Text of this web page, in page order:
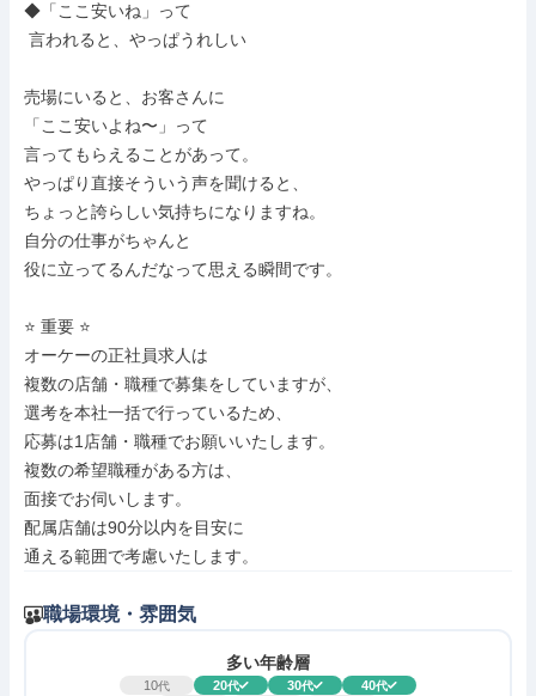
◆「ここ安いね」って
売場にいると、お客さんに
「ここ安いよね〜」って
言ってもらえることがあって。
やっぱり直接そういう声を聞けると、
ちょっと誇らしい気持ちになりますね。
自分の仕事がちゃんと
役に立ってるんだなって思える瞬間です。
⭐ 重要 ⭐
オーケーの正社員求人は
複数の店舗・職種で募集をしていますが、
選考を本社一括で行っているため、
応募は1店舗・職種でお願いいたします。
複数の希望職種がある方は、
面接でお伺いします。
配属店舗は90分以内を目安に
通える範囲で考慮いたします。
職場環境・雰囲気
多い年齢層
10代 20代 30代 40代